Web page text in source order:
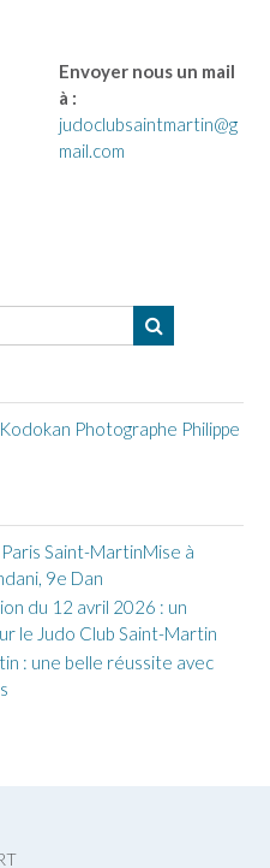
Envoyer nous un mail
à :
judoclubsaintmartin@g
mail.com
Kodokan Photographe Philippe
Saint-MartinMise à
9e Dan
du 12 avril 2026 : un
le Judo Club Saint-Martin
: une belle réussite avec